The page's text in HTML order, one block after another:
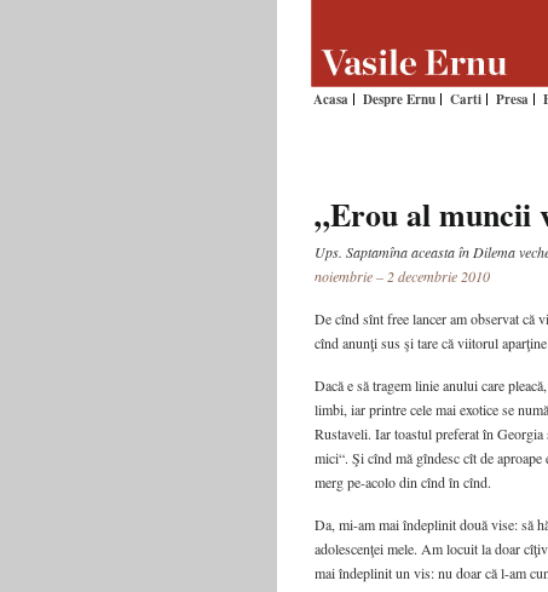
Acasa Despre Ernu Carti Presa
„Erou al muncii
Ups. Saptamîna aceasta în Dilema
noiembrie – 2 decembrie 2010
De cînd sînt free lancer am observat că
cînd anunţi sus şi tare că viitorul
Dacă e să tragem linie anului care
limbi, iar printre cele mai exotice se
Rustaveli. Iar toastul preferat în
mici“. Şi cînd mă gîndesc cît de
merg pe-acolo din cînd în cînd.
Da, mi-am mai îndeplinit două vise: să
adolescenţei mele. Am locuit la doar
mai îndeplinit un vis: nu doar că l-am